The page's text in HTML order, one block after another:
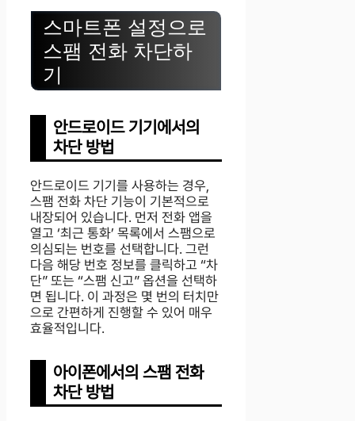
스마트폰 설정으로
스팸 전화 차단하
기
안드로이드 기기에서의
차단 방법
안드로이드 기기를 사용하는 경우,
스팸 전화 차단 기능이 기본적으로
내장되어 있습니다. 먼저 전화 앱을
열고 ‘최근 통화’ 목록에서 스팸으로
의심되는 번호를 선택합니다. 그런
다음 해당 번호 정보를 클릭하고 “차
단” 또는 “스팸 신고” 옵션을 선택하
면 됩니다. 이 과정은 몇 번의 터치만
으로 간편하게 진행할 수 있어 매우
효율적입니다.
아이폰에서의 스팸 전화
차단 방법